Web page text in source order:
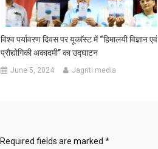
विश्व पर्यावरण दिवस पर यूकाॅस्ट में “हिमालयी विज्ञान एवं
प्रौद्योगिकी अकादमी” का उद्घाटन
June 5, 2024 Jagriti media
Required fields are marked *